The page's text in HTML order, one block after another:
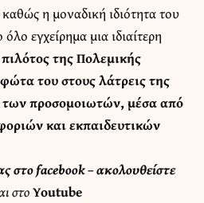
η μοναδική ιδιότητα του
εγχείρημα μια ιδιαίτερη
της Πολεμικής
του στους λάτρεις της
των προσομοιωτών, μέσα από
και εκπαιδευτικών
στο facebook– ακολουθείστε
στοYoutube